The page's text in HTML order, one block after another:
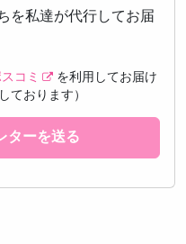
を私達が代行してお届
コミ
を利用してお届け
ております）
ターを送る